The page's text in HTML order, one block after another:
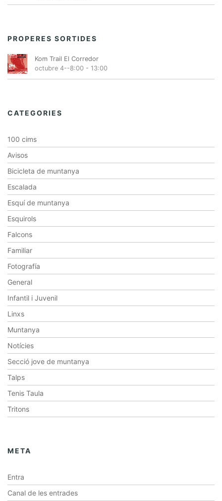
PROPERES SORTIDES
Kom Trail El Corredor
octubre 4--8:00 - 13:00
CATEGORIES
100 cims
Avisos
Bicicleta de muntanya
Escalada
Esquí de muntanya
Esquirols
Falcons
Familiar
Fotografía
General
Infantil i Juvenil
Linxs
Muntanya
Notícies
Secció jove de muntanya
Talps
Tenis Taula
Tritons
META
Entra
Canal de les entrades